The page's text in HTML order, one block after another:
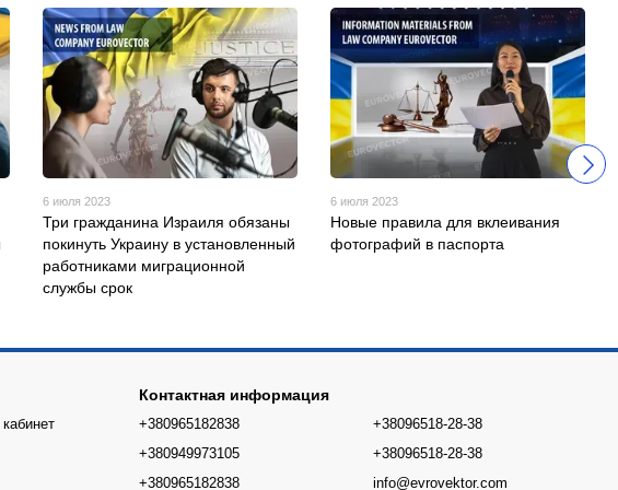
6 июля 2023
Три гражданина Израиля обязаны
покинуть Украину в установленный
работниками миграционной
службы срок
6 июля 2023
Новые правила для вклеивания
фотографий в паспорта
Контактная информация
+380965182838
+380949973105
+380965182838
+38096518-28-38
+38096518-28-38
info@evrovektor.com